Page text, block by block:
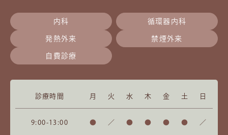
内科 循環器内科
発熱外来 禁煙外来
自費診療
診療時間 月 火 水 木 金 土 日
9:00-13:00 ● ／ ● ● ● ● ／